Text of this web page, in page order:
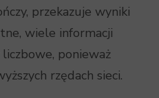
przekazuje wyniki
wiele informacji
ponieważ
rzędach sieci.